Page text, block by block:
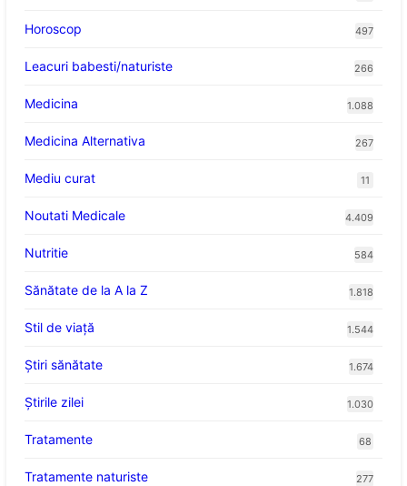
Horoscop 497
Leacuri babesti/naturiste 266
Medicina 1.088
Medicina Alternativa 267
Mediu curat 11
Noutati Medicale 4.409
Nutritie 584
Sănătate de la A la Z 1.818
Stil de viaţă 1.544
Ştiri sănătate 1.674
Știrile zilei 1.030
Tratamente 68
Tratamente naturiste 277